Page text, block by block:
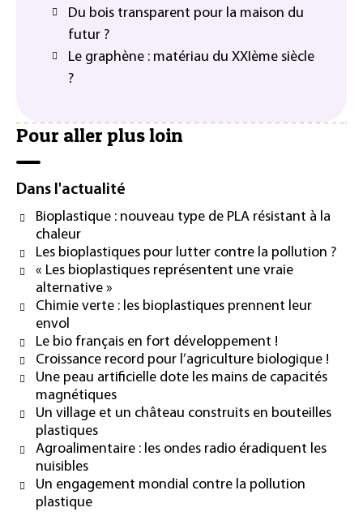
Du bois transparent pour la maison du
futur ?
Le graphène : matériau du XXIème siècle
?
Pour aller plus loin
Dans l'actualité
Bioplastique : nouveau type de PLA résistant à la
chaleur
Les bioplastiques pour lutter contre la pollution ?
« Les bioplastiques représentent une vraie
alternative »
Chimie verte : les bioplastiques prennent leur
envol
Le bio français en fort développement !
Croissance record pour l’agriculture biologique !
Une peau artificielle dote les mains de capacités
magnétiques
Un village et un château construits en bouteilles
plastiques
Agroalimentaire : les ondes radio éradiquent les
nuisibles
Un engagement mondial contre la pollution
plastique